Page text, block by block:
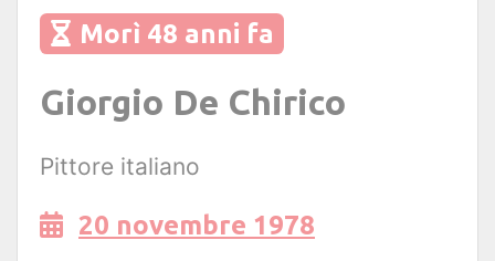
Morì 48 anni fa
Giorgio De Chirico
Pittore italiano
20 novembre 1978